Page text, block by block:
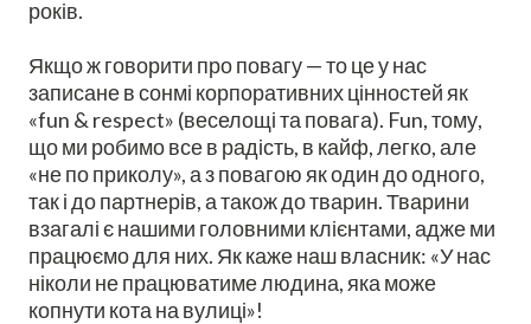
років.
Якщо ж говорити про повагу — то це у нас
записане в сонмі корпоративних цінностей як
«fun & respect» (веселощі та повага). Fun, тому,
що ми робимо все в радість, в кайф, легко, але
«не по приколу», а з повагою як один до одного,
так і до партнерів, а також до тварин. Тварини
взагалі є нашими головними клієнтами, адже ми
працюємо для них. Як каже наш власник: «У нас
ніколи не працюватиме людина, яка може
копнути кота на вулиці»!